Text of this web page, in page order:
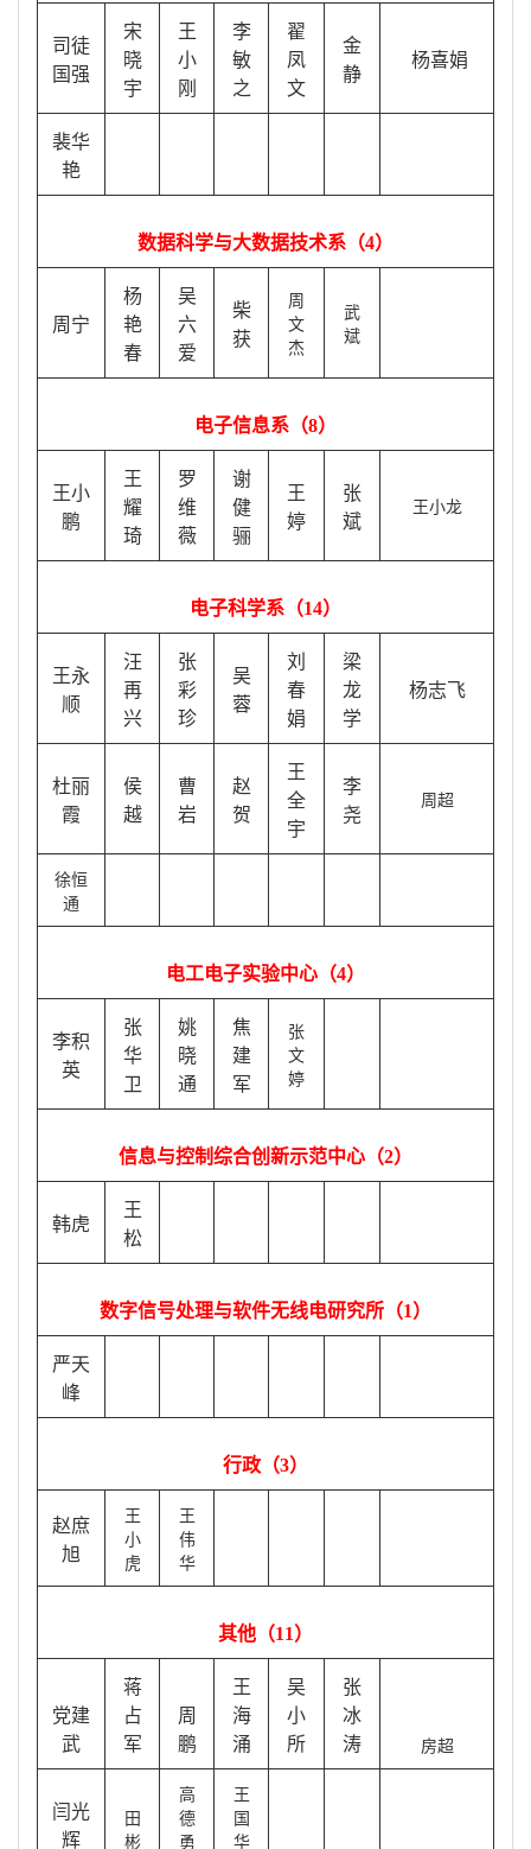
司徒
国强
宋
晓
宇
王
小
刚
李
敏
之
翟
凤
文
金
静
杨喜娟
裴华
艳
数据科学与大数据技术系（4）
周宁
杨
艳
春
吴
六
爱
柴
获
周
文
杰
武
斌
电子信息系（8）
王小
鹏
王
耀
琦
罗
维
薇
谢
健
骊
王
婷
张
斌
王小龙
电子科学系（14）
王永
顺
汪
再
兴
张
彩
珍
吴
蓉
刘
春
娟
梁
龙
学
杨志飞
杜丽
霞
侯
越
曹
岩
赵
贺
王
全
宇
李
尧
周超
徐恒
通
电工电子实验中心（4）
李积
英
张
华
卫
姚
晓
通
焦
建
军
张
文
婷
信息与控制综合创新示范中心（2）
韩虎
王
松
数字信号处理与软件无线电研究所（1）
严天
峰
行政（3）
赵庶
旭
王
小
虎
王
伟
华
其他（11）
党建
武
蒋
占
军
周
鹏
王
海
涌
吴
小
所
张
冰
涛
房超
闫光
辉
田
彬
高
德
勇
王
国
华